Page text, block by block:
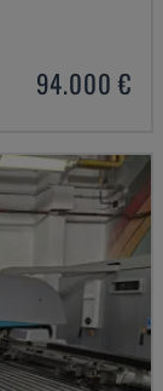
94.000 €